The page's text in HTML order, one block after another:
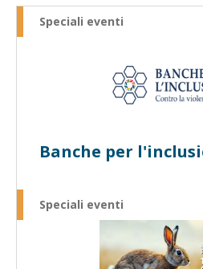
Speciali eventi
Banche per
Speciali eventi